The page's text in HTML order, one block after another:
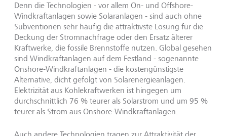
Denn die Technologien - vor allem On- und Offshore-
Windkraftanlagen sowie Solaranlagen - sind auch ohne
Subventionen sehr häufig die attraktivste Lösung für die
Deckung der Stromnachfrage oder den Ersatz älterer
Kraftwerke, die fossile Brennstoffe nutzen. Global gesehen
sind Windkraftanlagen auf dem Festland - sogenannte
Onshore-Windkraftanlagen - die kostengünstigste
Alternative, dicht gefolgt von Solarenergieanlagen.
Elektrizität aus Kohlekraftwerken ist hingegen um
durchschnittlich 76 % teurer als Solarstrom und um 95 %
teurer als Strom aus Onshore-Windkraftanlagen.